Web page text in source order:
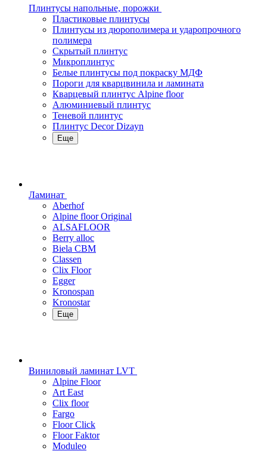
Плинтусы напольные, порожки
Пластиковые плинтусы
Плинтусы из дюрополимера и ударопрочного
полимера
Скрытый плинтус
Микроплинтус
Белые плинтусы под покраску МДФ
Пороги для кварцвинила и ламината
Кварцевый плинтус Alpine floor
Алюминиевый плинтус
Теневой плинтус
Плинтус Decor Dizayn
Еще
Ламинат
Aberhof
Alpine floor Original
ALSAFLOOR
Berry alloc
Biela CBM
Classen
Clix Floor
Egger
Kronospan
Kronostar
Еще
Виниловый ламинат LVT
Alpine Floor
Art East
Clix floor
Fargo
Floor Click
Floor Faktor
Moduleo